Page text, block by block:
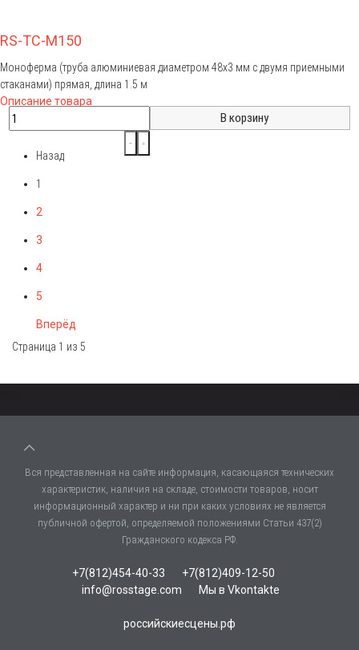
RS-TC-M150
Моноферма (труба алюминиевая диаметром 48х3 мм с двумя приемными
стаканами) прямая, длина 1.5 м
Описание товара
Назад
1
2
3
4
5
Вперёд
Страница 1 из 5
Вся представленная на сайте информация, касающаяся технических
характеристик, наличия на складе, стоимости товаров, носит
информационный характер и ни при каких условиях не является
публичной офертой, определяемой положениями Статьи 437(2)
Гражданского кодекса РФ.
+7(812)454-40-33
+7(812)409-12-50
info@rosstage.com
Мы в Vkontakte
российскиесцены.рф